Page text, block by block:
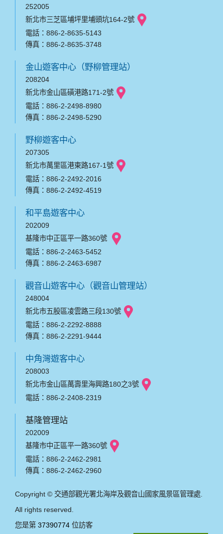
252005
新北市三芝區埔坪里埔頭坑164-2號
電話：886-2-8635-5143
傳真：886-2-8635-3748
金山遊客中心（野柳管理站）
208204
新北市金山區磺港路171-2號
電話：886-2-2498-8980
傳真：886-2-2498-5290
野柳遊客中心
207305
新北市萬里區港東路167-1號
電話：886-2-2492-2016
傳真：886-2-2492-4519
和平島遊客中心
202009
基隆市中正區平一路360號
電話：886-2-2463-5452
傳真：886-2-2463-6987
觀音山遊客中心（觀音山管理站）
248004
新北市五股區凌雲路三段130號
電話：886-2-2292-8888
傳真：886-2-2291-9444
中角灣遊客中心
208003
新北市金山區萬壽里海興路180之3號
電話：886-2-2408-2319
基隆管理站
202009
基隆市中正區平一路360號
電話：886-2-2462-2981
傳真：886-2-2462-2960
Copyright © 交通部觀光署北海岸及觀音山國家風景區管理處.
All rights reserved.
您是第 37390774 位訪客